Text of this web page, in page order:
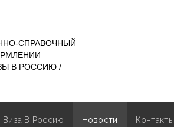
СПРАВОЧНЫЙ
В РОССИЮ /
Виза В Россию Новости Контакты